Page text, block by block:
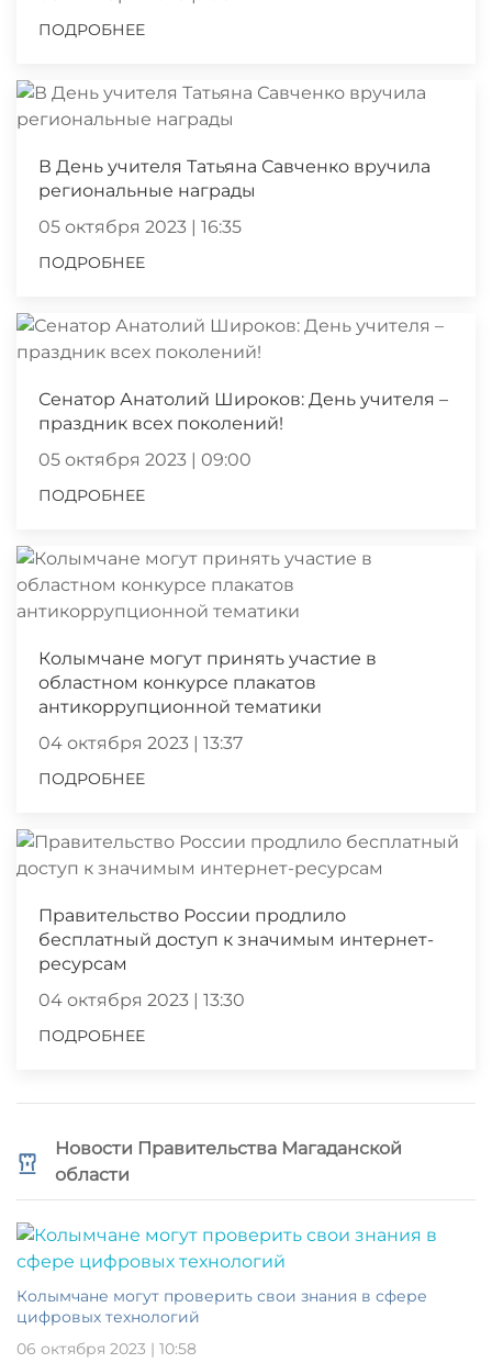
ПОДРОБНЕЕ
В День учителя Татьяна Савченко вручила
региональные награды
05 октября 2023 | 16:35
ПОДРОБНЕЕ
Сенатор Анатолий Широков: День учителя –
праздник всех поколений!
05 октября 2023 | 09:00
ПОДРОБНЕЕ
Колымчане могут принять участие в
областном конкурсе плакатов
антикоррупционной тематики
04 октября 2023 | 13:37
ПОДРОБНЕЕ
Правительство России продлило
бесплатный доступ к значимым интернет-
ресурсам
04 октября 2023 | 13:30
ПОДРОБНЕЕ
Новости Правительства Магаданской
области
Колымчане могут проверить свои знания в сфере
цифровых технологий
06 октября 2023 | 10:58